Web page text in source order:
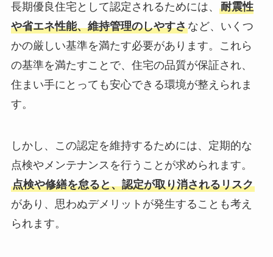
長期優良住宅として認定されるためには、 耐震性
や省エネ性能、維持管理のしやすさなど、いくつ
かの厳しい基準を満たす必要があります。これら
の基準を満たすことで、住宅の品質が保証され、
住まい手にとっても安心できる環境が整えられま
す。
しかし、この認定を維持するためには、定期的な
点検やメンテナンスを行うことが求められます。
点検や修繕を怠ると、認定が取り消されるリスク
があり、思わぬデメリットが発生することも考え
られます。